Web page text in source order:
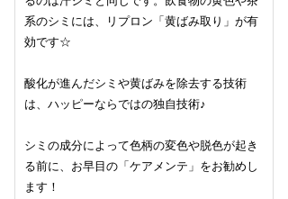
系のシミには、リプロン「黄ばみ取り」が有
効です☆
酸化が進んだシミや黄ばみを除去する技術
は、ハッピーならではの独自技術♪
シミの成分によって色柄の変色や脱色が起き
る前に、お早目の「ケアメンテ」をお勧めし
ます！